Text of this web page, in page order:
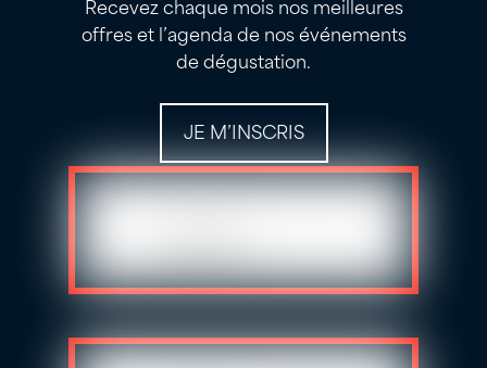
offres et l’agenda de nos événements
de dégustation.
JE M’INSCRIS